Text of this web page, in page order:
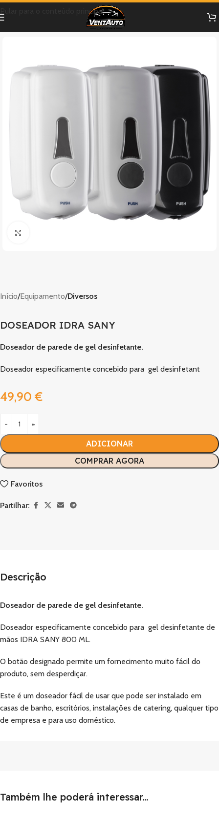
Pular para o conteúdo principal
Início Equipamento Diversos
DOSEADOR IDRA SANY
Doseador de parede de gel desinfetante.
Doseador especificamente concebido para gel desinfetant
49,90 €
ADICIONAR
COMPRAR AGORA
Favoritos
Partilhar:
Descrição
Doseador de parede de gel desinfetante.
Doseador especificamente concebido para gel desinfetante de
mãos IDRA SANY 800 ML.
O botão designado permite um fornecimento muito fácil do
produto, sem desperdiçar.
Este é um doseador fácil de usar que pode ser instalado em
casas de banho, escritórios, instalações de catering, qualquer tipo
de empresa e para uso doméstico.
Também lhe poderá interessar...